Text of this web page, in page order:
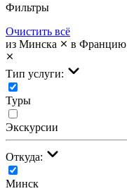
Фильтры
Очистить всё
из Минска
в Францию
Тип услуги:
Туры
Экскурсии
Откуда:
Минск